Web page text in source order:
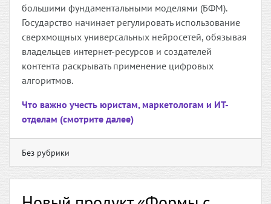
большими фундаментальными моделями (БФМ).
Государство начинает регулировать использование
сверхмощных универсальных нейросетей, обязывая
владельцев интернет-ресурсов и создателей
контента раскрывать применение цифровых
алгоритмов.
Что важно учесть юристам, маркетологам и ИТ-
отделам (смотрите далее)
Без рубрики